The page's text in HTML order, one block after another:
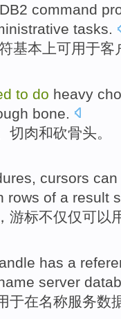
command
tasks.
基本上可用于客
to do heavy
bone
切肉和砍骨头。
, cursors can
rows of a result
游标不仅仅可以
has a
server
于在名称服务数